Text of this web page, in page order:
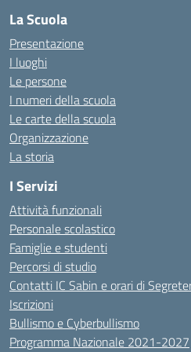
La Scuola
Presentazione
I luoghi
Le persone
I numeri della scuola
Le carte della scuola
Organizzazione
La storia
I Servizi
Attività funzionali
Personale scolastico
Famiglie e studenti
Percorsi di studio
Contatti IC Sabin e orari di
Iscrizioni
Bullismo e Cyberbullismo
Programma Nazionale 2021-2027